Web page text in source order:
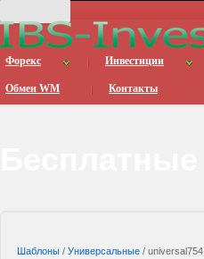
Форекс Инвестиции
Обмен WM Контакты
Шаблоны / Универсальные / universal754